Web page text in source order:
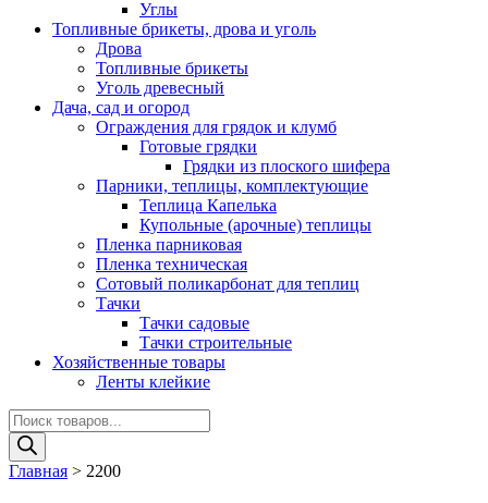
Углы
Топливные брикеты, дрова и уголь
Дрова
Топливные брикеты
Уголь древесный
Дача, сад и огород
Ограждения для грядок и клумб
Готовые грядки
Грядки из плоского шифера
Парники, теплицы, комплектующие
Теплица Капелька
Купольные (арочные) теплицы
Пленка парниковая
Пленка техническая
Сотовый поликарбонат для теплиц
Тачки
Тачки садовые
Тачки строительные
Хозяйственные товары
Ленты клейкие
Поиск
товаров
Главная > 2200